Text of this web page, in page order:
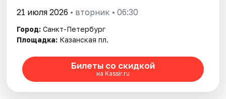
21 июля 2026 • вторник • 06:30
Город: Санкт-Петербург
Площадка: Казанская пл.
Билеты со скидкой
на Kassir.ru